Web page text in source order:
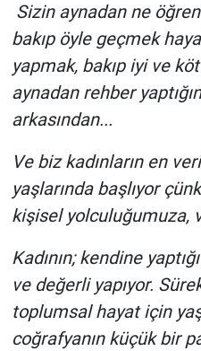
Sizin aynadan ne
bakıp öyle geçmek
yapmak, bakıp iyi ve
aynadan rehber
arkasından...
Ve biz kadınların en
yaşlarında başlıyor
kişisel yolculuğumuza,
Kadının; kendine
ve değerli yapıyor.
toplumsal hayat için
coğrafyanın küçük bir